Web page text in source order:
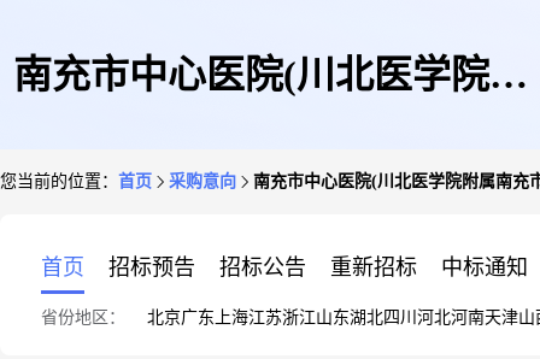
南充市中心医院(川北医学院附
您当前的位置： 首页 采购意向 南充市中心医院(川北医学院附属南充
首页 招标预告 招标公告 重新招标 中标通知
省份地区： 北京广东 上海江苏浙江山东湖北四川 河北河南天津山